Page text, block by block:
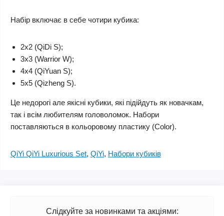
Набір включає в себе чотири кубика:
2х2 (QiDi S);
3х3 (Warrior W);
4х4 (QiYuan S);
5х5 (Qizheng S).
Це недорогі але якісні кубики, які підійдуть як новачкам,
так і всім любителям головоломок. Набори
поставляються в кольоровому пластику (Color).
QiYi QiYi Luxurious Set, QiYi, Набори кубиків
Слідкуйте за новинками та акціями: